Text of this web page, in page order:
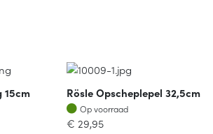
15cm Rösle Opscheplepel 32,5cm
Op voorraad
Op voorraad
€ 29,95